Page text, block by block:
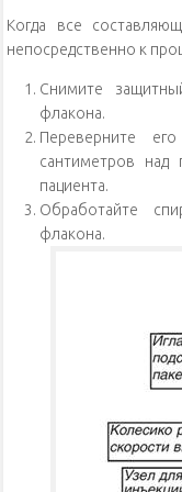
Когда все
непосредственно к
Снимите
флакона.
Переверните
сантиметров над
пациента.
Обработайте
флакона.